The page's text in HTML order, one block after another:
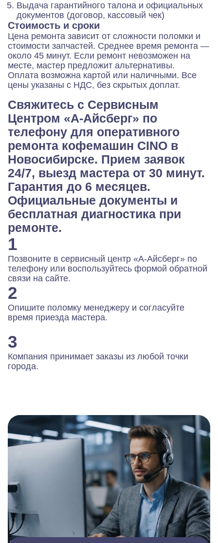
Выдача гарантийного талона и официальных
документов (договор, кассовый чек)
Стоимость и сроки
Цена ремонта зависит от сложности поломки и
стоимости запчастей. Среднее время ремонта —
около 45 минут. Если ремонт невозможен на
месте, мастер предложит альтернативы.
Оплата возможна картой или наличными. Все
цены указаны с НДС, без скрытых доплат.
Свяжитесь с Сервисным
Центром «А‑Айсберг» по
телефону для оперативного
ремонта кофемашин CINO в
Новосибирске. Прием заявок
24/7, выезд мастера от 30 минут.
Гарантия до 6 месяцев.
Официальные документы и
бесплатная диагностика при
ремонте.
1
Позвоните в сервисный центр «А-Айсберг» по
телефону или воспользуйтесь формой обратной
связи на сайте.
2
Опишите поломку менеджеру и согласуйте
время приезда мастера.
3
Компания принимает заказы из любой точки
города.